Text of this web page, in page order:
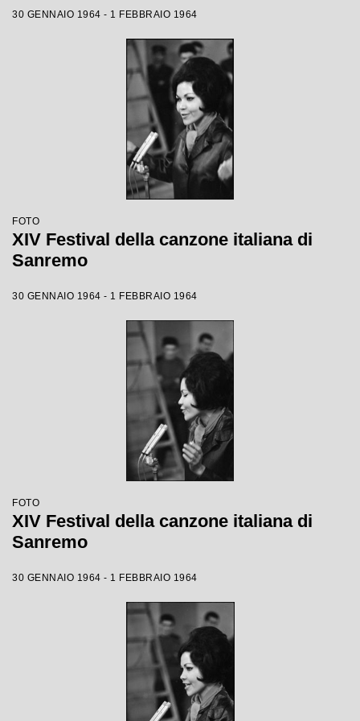
30 GENNAIO 1964 - 1 FEBBRAIO 1964
FOTO
XIV Festival della canzone italiana di
Sanremo
30 GENNAIO 1964 - 1 FEBBRAIO 1964
FOTO
XIV Festival della canzone italiana di
Sanremo
30 GENNAIO 1964 - 1 FEBBRAIO 1964